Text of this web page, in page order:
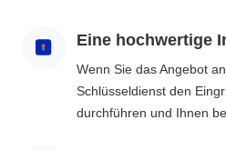
Eine hochwertige
Wenn Sie das Angebot
Schlüsseldienst den
durchführen und Ihnen